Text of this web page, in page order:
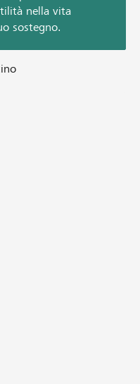
nella vita
sostegno.